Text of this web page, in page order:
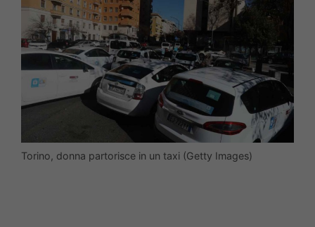
Torino, donna partorisce in un taxi (Getty Images)